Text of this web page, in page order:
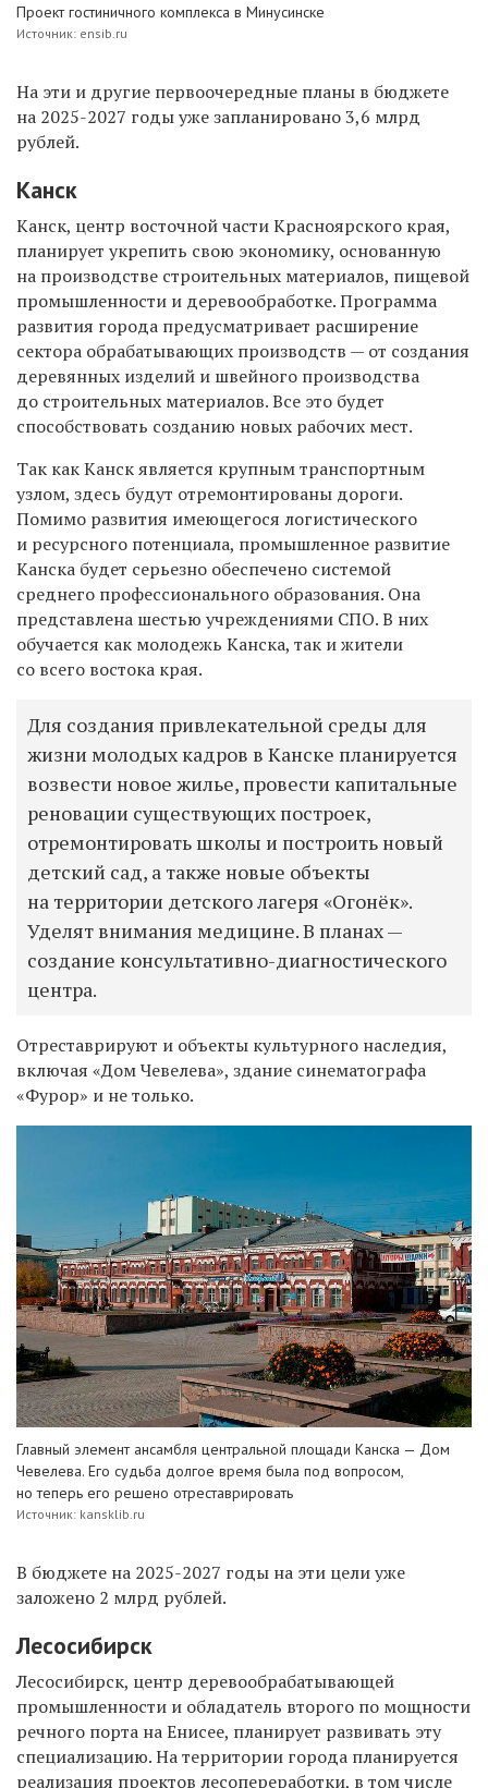
Проект гостиничного комплекса в Минусинске
Источник: ensib.ru
На эти и другие первоочередные планы в бюджете
на 2025-2027 годы уже запланировано 3,6 млрд
рублей.
Канск
Канск, центр восточной части Красноярского края,
планирует укрепить свою экономику, основанную
на производстве строительных материалов, пищевой
промышленности и деревообработке. Программа
развития города предусматривает расширение
сектора обрабатывающих производств — от создания
деревянных изделий и швейного производства
до строительных материалов. Все это будет
способствовать созданию новых рабочих мест.
Так как Канск является крупным транспортным
узлом, здесь будут отремонтированы дороги.
Помимо развития имеющегося логистического
и ресурсного потенциала, промышленное развитие
Канска будет серьезно обеспечено системой
среднего профессионального образования. Она
представлена шестью учреждениями СПО. В них
обучается как молодежь Канска, так и жители
со всего востока края.
Для создания привлекательной среды для
жизни молодых кадров в Канске планируется
возвести новое жилье, провести капитальные
реновации существующих построек,
отремонтировать школы и построить новый
детский сад, а также новые объекты
на территории детского лагеря «Огонёк».
Уделят внимания медицине. В планах —
создание консультативно-диагностического
центра.
Отреставрируют и объекты культурного наследия,
включая «Дом Чевелева», здание синематографа
«Фурор» и не только.
Главный элемент ансамбля центральной площади Канска — Дом
Чевелева. Его судьба долгое время была под вопросом,
но теперь его решено отреставрировать
Источник: kansklib.ru
В бюджете на 2025-2027 годы на эти цели уже
заложено 2 млрд рублей.
Лесосибирск
Лесосибирск, центр деревообрабатывающей
промышленности и обладатель второго по мощности
речного порта на Енисее, планирует развивать эту
специализацию.На территории города планируется
реализация проектов лесопереработки, в том числе